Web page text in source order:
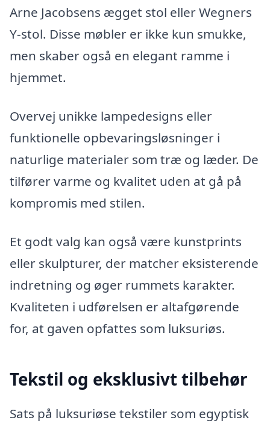
Arne Jacobsens ægget stol eller Wegners
Y-stol. Disse møbler er ikke kun smukke,
men skaber også en elegant ramme i
hjemmet.
Overvej unikke lampedesigns eller
funktionelle opbevaringsløsninger i
naturlige materialer som træ og læder. De
tilfører varme og kvalitet uden at gå på
kompromis med stilen.
Et godt valg kan også være kunstprints
eller skulpturer, der matcher eksisterende
indretning og øger rummets karakter.
Kvaliteten i udførelsen er altafgørende
for, at gaven opfattes som luksuriøs.
Tekstil og eksklusivt tilbehør
Sats på luksuriøse tekstiler som egyptisk